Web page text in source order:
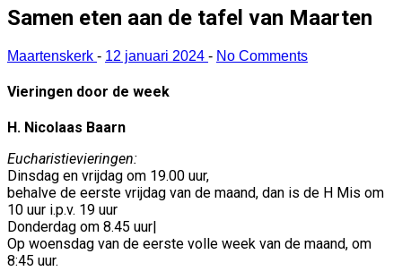
Samen eten aan de tafel van Maarten
Maartenskerk - 12 januari 2024 - No Comments
Vieringen door de week
H. Nicolaas Baarn
Eucharistievieringen:
Dinsdag en vrijdag om 19.00 uur,
behalve de eerste vrijdag van de maand, dan is de H Mis om
10 uur i.p.v. 19 uur
Donderdag om 8.45 uur|
Op woensdag van de eerste volle week van de maand, om
8:45 uur.